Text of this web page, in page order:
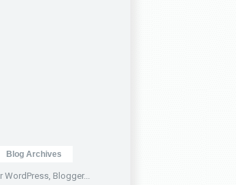
Blog Archives